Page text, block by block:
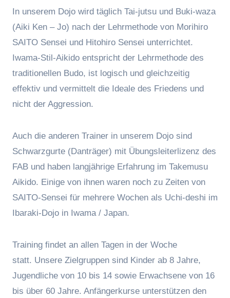
In unserem Dojo wird täglich Tai-jutsu und Buki-waza
(Aiki Ken – Jo) nach der Lehrmethode von Morihiro
SAITO Sensei und Hitohiro Sensei unterrichtet.
Iwama-Stil-Aikido entspricht der Lehrmethode des
traditionellen Budo, ist logisch und gleichzeitig
effektiv und vermittelt die Ideale des Friedens und
nicht der Aggression.
Auch die anderen Trainer in unserem Dojo sind
Schwarzgurte (Danträger) mit Übungsleiterlizenz des
FAB und haben langjährige Erfahrung im Takemusu
Aikido. Einige von ihnen waren noch zu Zeiten von
SAITO-Sensei für mehrere Wochen als Uchi-deshi im
Ibaraki-Dojo in Iwama / Japan.
Training findet an allen Tagen in der Woche
statt. Unsere Zielgruppen sind Kinder ab 8 Jahre,
Jugendliche von 10 bis 14 sowie Erwachsene von 16
bis über 60 Jahre. Anfängerkurse unterstützen den